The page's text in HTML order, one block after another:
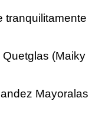
tranquilitamente
Quetglas (Maiky
Mayoralas